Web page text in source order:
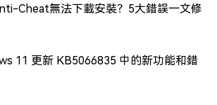
Cheat無法下載安裝？5大錯誤一文修
11 更新 KB5066835 中的新功能和錯